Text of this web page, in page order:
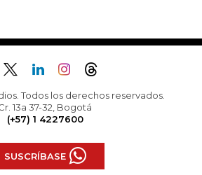
Todos los derechos reservados.
13a 37-32, Bogotá
(+57) 1 4227600
SUSCRÍBASE